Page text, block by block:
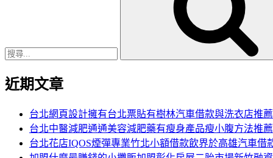
近期文章
台北網頁設計擁有台北票貼有樹林汽車借款與洗衣店推薦
台北中醫減肥通通美容減肥藥有瘦身產品瘦小腹方法推薦
台北花店IQOS煙彈專業竹北小額借款飲界於高雄汽車借